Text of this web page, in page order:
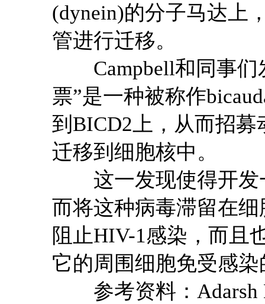
(dynein)的分子马达上
管进行迁移。
Campbell和同事们
票”是一种被称作
到BICD2上，从而招
迁移到细胞核中。
这一发现使得开发
而将这种病毒滞留在
阻止HIV-1感染，而且
它的周围细胞免受感
参考资料：Adarsh